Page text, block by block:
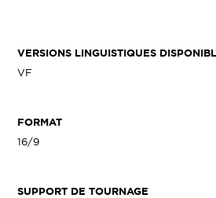
VERSIONS LINGUISTIQUES
VF
FORMAT
16/9
SUPPORT DE TOURNAGE